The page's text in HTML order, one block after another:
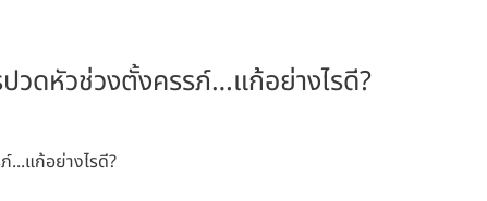
วดหัวช่วงตั้งครรภ์…แก้อย่างไรดี?
แก้อย่างไรดี?